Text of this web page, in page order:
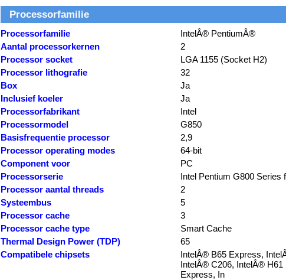
Processorfamilie
Processorfamilie
IntelÂ® PentiumÂ®
Aantal processorkernen
2
Processor socket
LGA 1155 (Socket H2)
Processor lithografie
32
Box
Ja
Inclusief koeler
Ja
Processorfabrikant
Intel
Processormodel
G850
Basisfrequentie processor
2,9
Processor operating modes
64-bit
Component voor
PC
Processorserie
Intel Pentium G800 Series
Processor aantal threads
2
Systeembus
5
Processor cache
3
Processor cache type
Smart Cache
Thermal Design Power (TDP)
65
Compatibele chipsets
IntelÂ® B65 Express,
IntelÂ® C206, IntelÂ®
Express, In